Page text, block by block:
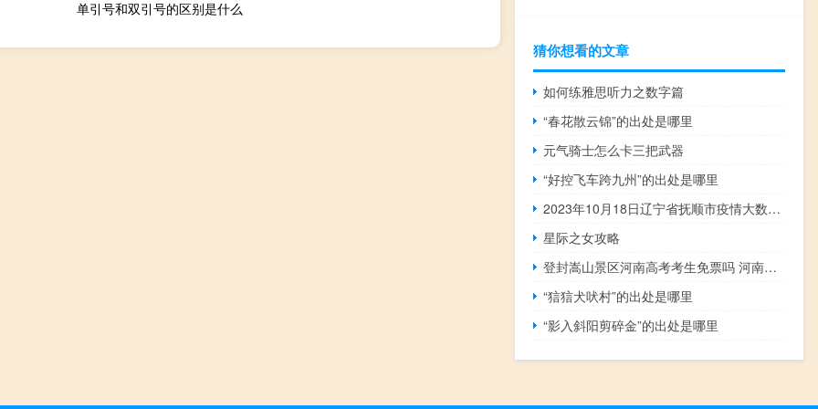
单引号和双引号的区别是什么
猜你想看的文章
如何练雅思听力之数字篇
“春花散云锦”的出处是哪里
元气骑士怎么卡三把武器
“好控飞车跨九州”的出处是哪里
2023年10月18日辽宁省抚顺市疫情大数据-今日/今天疫情全网搜索最新实时消息动态情况通知播报
星际之女攻略
登封嵩山景区河南高考考生免票吗 河南景区免票一个月
“狺狺犬吠村”的出处是哪里
“影入斜阳剪碎金”的出处是哪里